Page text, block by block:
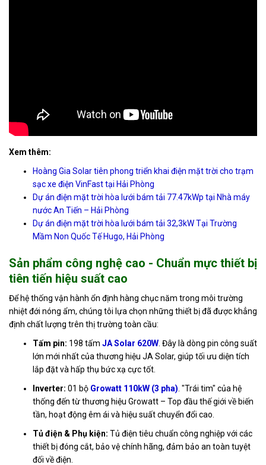
Xem thêm:
Hoàng Gia Solar tiên phong triển khai điện mặt trời cho trạm
sạc xe điện VinFast tại Hải Phòng
Dự án điện mặt trời hòa lưới bám tải 77.47kWp tại Nhà máy
nước An Tiến – Hải Phòng
Dự án điện mặt trời hòa lưới bám tải 32,3kW Tại Trường
Mầm Non Quốc Tế Hugo, Hải Phòng
Sản phẩm công nghệ cao - Chuẩn mực thiết bị
tiên tiến hiệu suất cao
Để hệ thống vận hành ổn định hàng chục năm trong môi trường
nhiệt đới nóng ẩm, chúng tôi lựa chọn những thiết bị đã được khẳng
định chất lượng trên thị trường toàn cầu:
Tấm pin: 198 tấm JA Solar 620W . Đây là dòng pin công suất
lớn mới nhất của thương hiệu JA Solar, giúp tối ưu diện tích
lắp đặt và hấp thụ bức xạ cực tốt.
Inverter: 01 bộ Growatt 110kW (3 pha) . "Trái tim" của hệ
thống đến từ thương hiệu Growatt – Top đầu thế giới về biến
tần, hoạt động êm ái và hiệu suất chuyển đổi cao.
Tủ điện & Phụ kiện: Tủ điện tiêu chuẩn công nghiệp với các
thiết bị đóng cắt, bảo vệ chính hãng, đảm bảo an toàn tuyệt
đối về điện.